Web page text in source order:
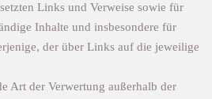
Links und Verweise sowie für
Inhalte und insbesondere für
der über Links auf die jeweilige
Art der Verwertung außerhalb der